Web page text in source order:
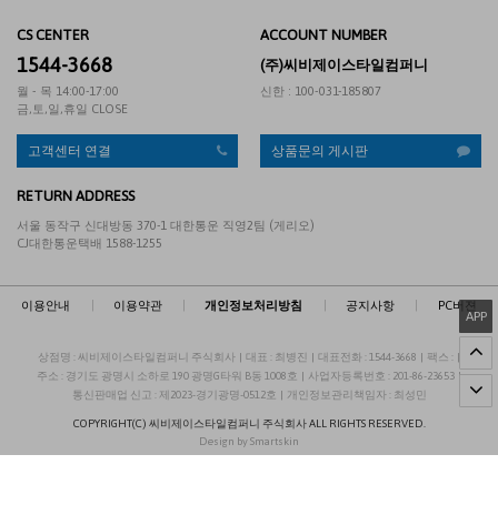
APP
CS CENTER
1544-3668
월 - 목 14:00-17:00
금,토,일,휴일 CLOSE
ACCOUNT NUMBER
(주)씨비제이스타일컴퍼니
신한 : 100-031-185807
고객센터 연결 상품문의 게시판
RETURN ADDRESS
서울 동작구 신대방동 370-1 대한통운 직영2팀 (게리오)
CJ대한통운택배 1588-1255
이용안내 이용약관 개인정보처리방침 공지사항 PC버젼
상점명 : 씨비제이스타일컴퍼니 주식회사 | 대표 : 최병진 | 대표전화 : 1544-3668 | 팩스 :
|
주소 : 경기도 광명시 소하로 190 광명G타워 B동 1008호 | 사업자등록번호 : 201-86-23653 |
통신판매업 신고 : 제2023-경기광명-0512호 | 개인정보관리책임자 : 최성민
COPYRIGHT(C) 씨비제이스타일컴퍼니 주식회사ALL RIGHTS RESERVED.